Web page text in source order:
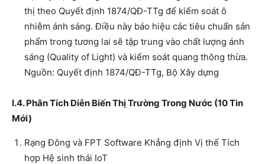
thị theo Quyết định 1874/QĐ-TTg để kiểm soát ô
nhiễm ánh sáng. Điều này báo hiệu các tiêu chuẩn sản
phẩm trong tương lai sẽ tập trung vào chất lượng ánh
sáng (Quality of Light) và kiểm soát quang thông thừa.
Nguồn: Quyết định 1874/QĐ-TTg, Bộ Xây dựng
I.4. Phân Tích Diễn Biến Thị Trường Trong Nước (10 Tin
Mới)
Rạng Đông và FPT Software Khẳng định Vị thế Tích
hợp Hệ sinh thái IoT